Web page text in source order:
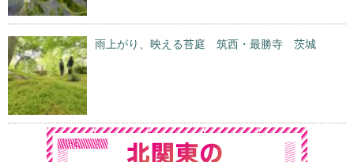
雨上がり、映える苔庭 筑西・最勝寺 茨城